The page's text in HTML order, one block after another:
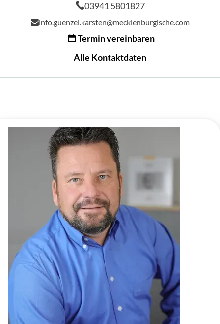
03941 5801827
info.guenzel.karsten@mecklenburgische.com
Termin vereinbaren
Alle Kontaktdaten